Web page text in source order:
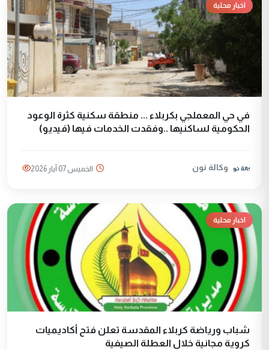
اخبار محلية
في حي المعملجي بكربلاء ... منطقة سكنية كثرة الوعود
الحكومية لساكنيها ..وفقدت الخدمات فيها (فيديو)
وكالة نون الخميس 07 آيار 2026
اخبار محلية
شباب ورياضة كربلاء المقدسة تعلن فتح أكاديميات
كروية مجانية خلال العطلة الصيفية